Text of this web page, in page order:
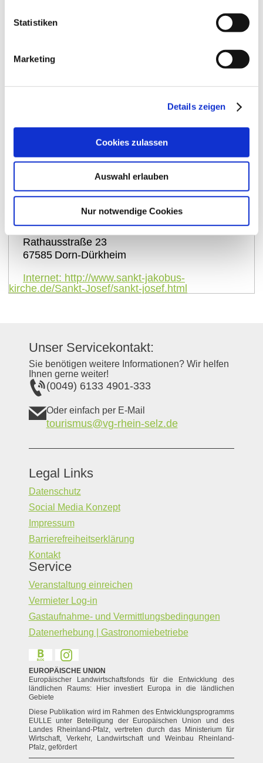
Statistiken
Marketing
Details zeigen
Cookies zulassen
Auswahl erlauben
Nur notwendige Cookies
Kontaktinformationen:
Katholische Kirche St. Joseph
Rathausstraße 23
67585 Dorn-Dürkheim
Internet: http://www.sankt-jakobus-
kirche.de/Sankt-Josef/sankt-josef.html
Unser Servicekontakt:
Sie benötigen weitere Informationen? Wir helfen
Ihnen gerne weiter!
(0049) 6133 4901-333
Oder einfach per E-Mail
tourismus@vg-rhein-selz.de
Legal Links
Datenschutz
Social Media Konzept
Impressum
Barrierefreiheitserklärung
Kontakt
Service
Veranstaltung einreichen
Vermieter Log-in
Gastaufnahme- und Vermittlungsbedingungen
Datenerhebung | Gastronomiebetriebe
EUROPÄISCHE UNION
Europäischer Landwirtschaftsfonds für die Entwicklung des
ländlichen Raums: Hier investiert Europa in die ländlichen
Gebiete
Diese Publikation wird im Rahmen des Entwicklungsprogramms
EULLE unter Beteiligung der Europäischen Union und des
Landes Rheinland-Pfalz, vertreten durch das Ministerium für
Wirtschaft, Verkehr, Landwirtschaft und Weinbau Rheinland-
Pfalz, gefördert